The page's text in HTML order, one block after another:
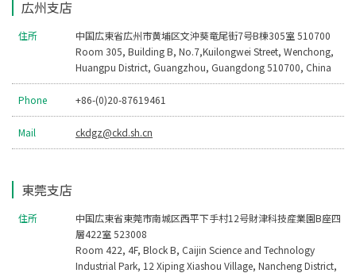
広州支店
住所
中国広東省広州市黄埔区文沖葵竜尾街7号B棟305室 510700
Room 305, Building B, No.7,Kuilongwei Street, Wenchong,
Huangpu District, Guangzhou, Guangdong 510700, China
Phone +86-(0)20-87619461
Mail ckdgz@ckd.sh.cn
東莞支店
住所
中国広東省東莞市南城区西平下手村12号財津科技産業園B座四
層422室 523008
Room 422, 4F, Block B, Caijin Science and Technology
Industrial Park, 12 Xiping Xiashou Village, Nancheng District,